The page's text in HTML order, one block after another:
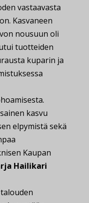
vastaavasta
Kasvaneen
nousuun oli
tuotteiden
kuparin ja
kasvu
elpymistä sekä
Kaupan
Hailikari